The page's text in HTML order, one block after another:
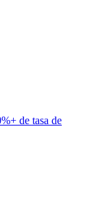
de tasa de